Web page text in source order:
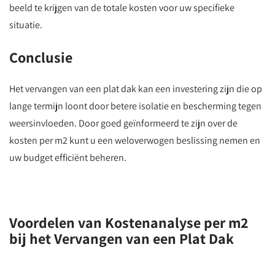
beeld te krijgen van de totale kosten voor uw specifieke
situatie.
Conclusie
Het vervangen van een plat dak kan een investering zijn die op
lange termijn loont door betere isolatie en bescherming tegen
weersinvloeden. Door goed geïnformeerd te zijn over de
kosten per m2 kunt u een weloverwogen beslissing nemen en
uw budget efficiënt beheren.
Voordelen van Kostenanalyse per m2
bij het Vervangen van een Plat Dak